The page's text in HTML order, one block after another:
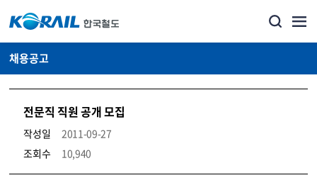
채용공고
전문직 직원 공개 모집
작성일
2011-09-27
조회수
10,940
코레일소개_경영공시_채용공고 상세보기 – 내용, 파일, 담당자 연락처로 구성